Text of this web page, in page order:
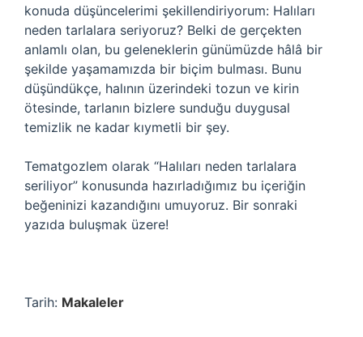
konuda düşüncelerimi şekillendiriyorum: Halıları
neden tarlalara seriyoruz? Belki de gerçekten
anlamlı olan, bu geleneklerin günümüzde hâlâ bir
şekilde yaşamamızda bir biçim bulması. Bunu
düşündükçe, halının üzerindeki tozun ve kirin
ötesinde, tarlanın bizlere sunduğu duygusal
temizlik ne kadar kıymetli bir şey.
Tematgozlem olarak “Halıları neden tarlalara
seriliyor” konusunda hazırladığımız bu içeriğin
beğeninizi kazandığını umuyoruz. Bir sonraki
yazıda buluşmak üzere!
Tarih: Makaleler